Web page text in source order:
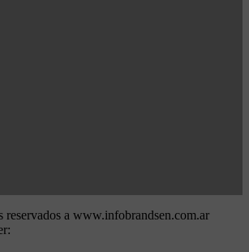
reservados a www.infobrandsen.com.ar